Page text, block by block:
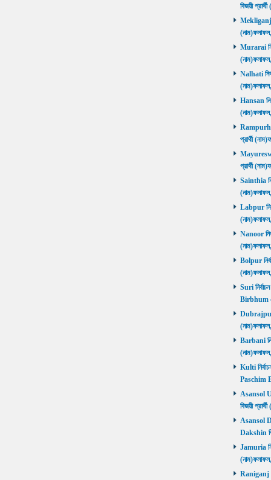
বিজয়ী
Mekliganj
Murarai
Nalhati
Hansan
Rampurhat
প্রার্থী
প্রার্থী
Sainthia
Labpur
Nanoor
Bolpur
Suri
Birbhum
Dubrajpur
Barbani
Kulti
Paschim
Asansol
বিজয়ী
Asansol
Dakshin
Jamuria
Raniganj